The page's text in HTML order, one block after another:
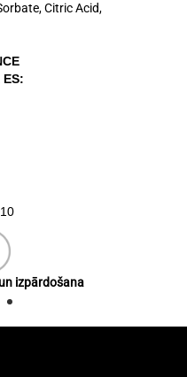
Citric Acid,
izpārdošana